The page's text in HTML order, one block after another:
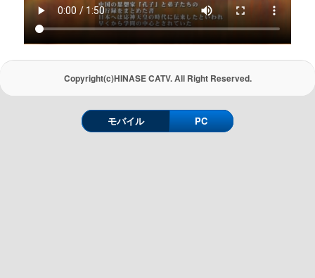
Copyright(c)HINASE CATV. All Right Reserved.
モバイル PC